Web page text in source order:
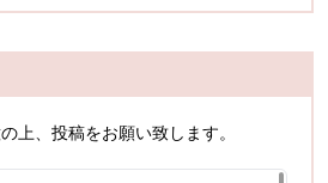
上、投稿をお願い致します。